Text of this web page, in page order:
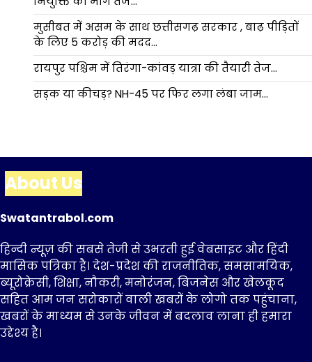
मुसीबत में असम के साथ छत्तीसगढ़ सरकार , बाढ़ पीड़ितों
के लिए 5 करोड़ की मदद…
रायपुर पश्चिम में तिरंगा-कांवड़ यात्रा की तैयारी तेज…
सड़क या कीचड़? NH-45 पर फिर लगा लंबा जाम…
About Us
Swatantrabol.com
हिन्दी न्यूज़ की सबसे तेजी से उभरती हुई वेबसाइट और हिंदी
मासिक पत्रिका है। देश-प्रदेश की राजनीतिक, समसामयिक,
ब्यूरोक्रेसी, शिक्षा, नौकरी, मनोरंजन, बिजनेस और खेलकूद
सहित आम जन सरोकारों वाली खबरों के लोगो तक पहुंचाना,
खबरों के माध्यम से उनके जीवन में बदलाव लाना ही हमारा
उद्देश्य है।